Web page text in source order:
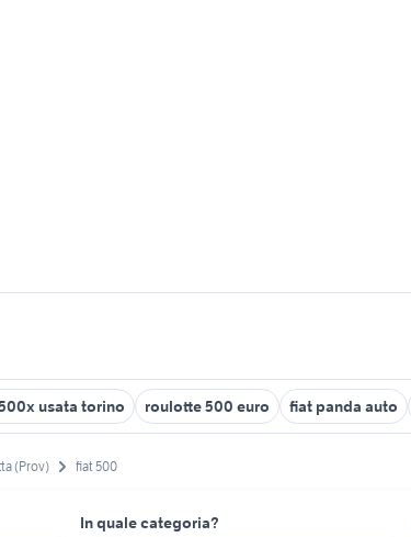
usata torino roulotte 500 euro fiat panda auto
(Prov) fiat 500
In quale categoria?